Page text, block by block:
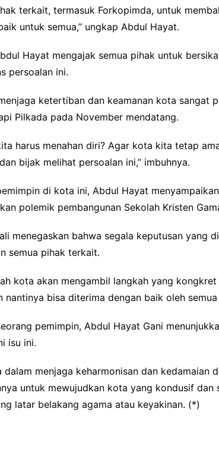
terkait, termasuk Forkopimda, untuk
untuk semua,” ungkap Abdul Hayat.
Hayat mengajak semua pihak untuk
persoalan ini.
ketertiban dan keamanan kota sangat
Pilkada pada November mendatang.
harus menahan diri? Agar kota kita tetap
bijak melihat persoalan ini,” imbuhnya.
di kota ini, Abdul Hayat
polemik pembangunan Sekolah Kristen
menegaskan bahwa segala keputusan yang
semua pihak terkait.
kota akan mengambil langkah yang
nantinya bisa diterima dengan baik oleh semua
pemimpin, Abdul Hayat Gani
isu ini.
dalam menjaga keharmonisan dan kedamaian
untuk mewujudkan kota yang kondusif dan
latar belakang agama atau keyakinan. (*)